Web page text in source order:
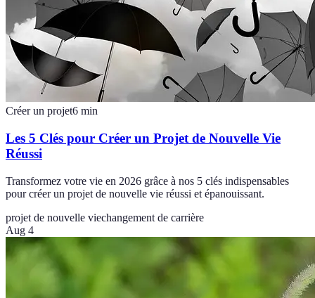
Créer un projet6 min
Les 5 Clés pour Créer un Projet de Nouvelle Vie
Réussi
Transformez votre vie en 2026 grâce à nos 5 clés indispensables
pour créer un projet de nouvelle vie réussi et épanouissant.
projet de nouvelle viechangement de carrière
Aug 4